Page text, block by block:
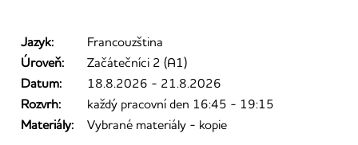
Jazyk:
Francouzština
Úroveň:
Začátečníci 2 (A1)
Datum:
18.8.2026 - 21.8.2026
Rozvrh:
každý pracovní den 16:45 - 19:15
Materiály:
Vybrané materiály - kopie